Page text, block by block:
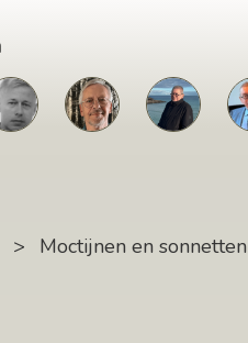
> Moctijnen en sonnetten